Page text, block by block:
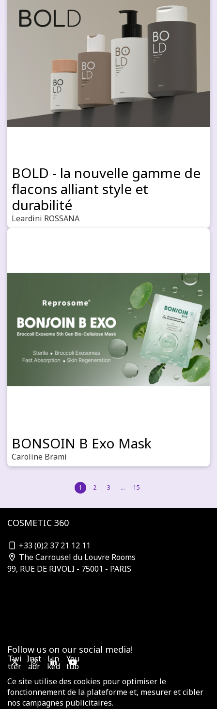
BOLD - la nouvelle gamme de
flacons alliant style et
durabilité
Leardini ROSSANA
BONSOIN B Exo Mask
Caroline Brami
1 2 3 … 15
COSMETIC 360
+33 (0)2 37 21 12 11
The Carrousel du Louvre Rooms
99, RUE DE RIVOLI - 75001 - PARIS
Follow us on our social media!
Twi
tter
Inst
agr
Lin
ked
You
tub
Ce site utilise des cookies pour optimiser le
fonctionnement de la plateforme et, mesurer et cibler
nos campagnes publicitaires.